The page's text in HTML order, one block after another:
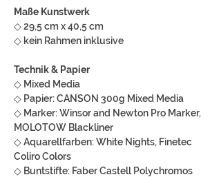
Maße Kunstwerk
◇ 29,5 cm x 40,5 cm
◇ kein Rahmen inklusive
Technik & Papier
◇ Mixed Media
◇ Papier: CANSON 300g Mixed Media
◇ Marker: Winsor and Newton Pro Marker,
MOLOTOW Blackliner
◇ Aquarellfarben: White Nights, Finetec
Coliro Colors
◇ Buntstifte: Faber Castell Polychromos